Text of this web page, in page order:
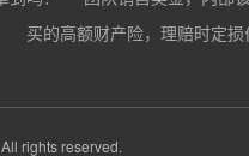
怎么算？
销售提成和奖金
买的高额财产险，理赔时定
rights reserved.